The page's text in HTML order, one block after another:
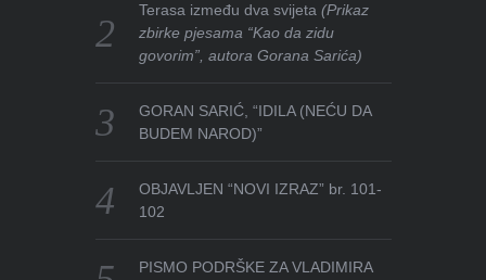
Terasa između dva svijeta(Prikaz
zbirke pjesama “Kao da zidu
govorim”, autora Gorana Sarića)
GORAN SARIĆ, “IDILA (NEĆU DA
BUDEM NAROD)”
OBJAVLJEN “NOVI IZRAZ” br. 101-
102
PISMO PODRŠKE ZA VLADIMIRA